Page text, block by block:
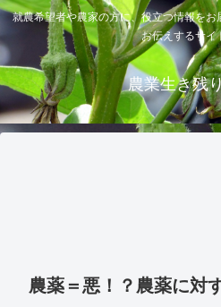
就農希望者や農家の方に、役立つ情報を
お伝えするサイ
農業生き残
農薬＝悪！？農薬に対